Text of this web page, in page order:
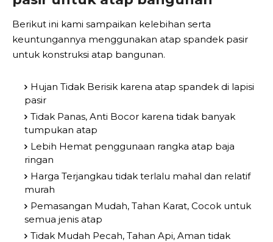
Berikut ini kami sampaikan kelebihan serta
keuntungannya menggunakan atap spandek pasir
untuk konstruksi atap bangunan.
Hujan Tidak Berisik karena atap spandek di lapisi
pasir
Tidak Panas, Anti Bocor karena tidak banyak
tumpukan atap
Lebih Hemat penggunaan rangka atap baja
ringan
Harga Terjangkau tidak terlalu mahal dan relatif
murah
Pemasangan Mudah, Tahan Karat, Cocok untuk
semua jenis atap
Tidak Mudah Pecah, Tahan Api, Aman tidak